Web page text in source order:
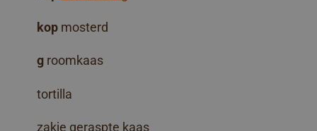
kop mosterd
g roomkaas
tortilla
zakje geraspte kaas